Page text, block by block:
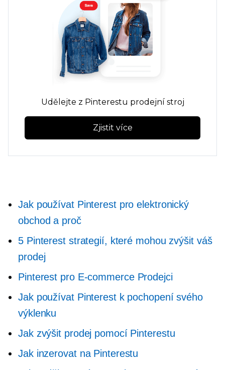
Udělejte z Pinterestu prodejní stroj
Zjistit více
Jak používat Pinterest pro elektronický
obchod a proč
5 Pinterest strategií, které mohou zvýšit váš
prodej
Pinterest pro E-commerceProdejci
Jak používat Pinterest k pochopení svého
výklenku
Jak zvýšit prodej pomocí Pinterestu
Jak inzerovat na Pinterestu